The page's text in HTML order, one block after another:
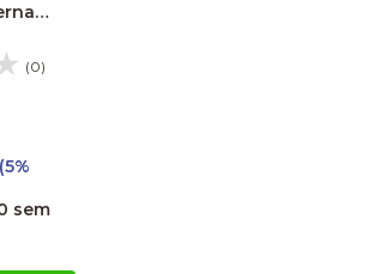
(0)
sem